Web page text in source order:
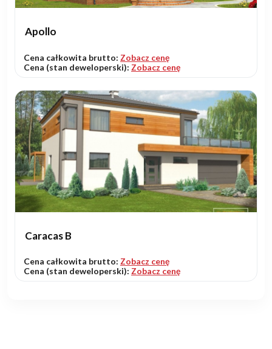
Apollo
Cena całkowita brutto: Zobacz cenę
Cena (stan deweloperski): Zobacz cenę
Caracas B
Cena całkowita brutto: Zobacz cenę
Cena (stan deweloperski): Zobacz cenę